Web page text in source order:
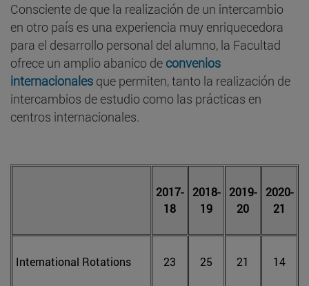
Consciente de que la realización de un intercambio
en otro país es una experiencia muy enriquecedora
para el desarrollo personal del alumno, la Facultad
ofrece un amplio abanico de convenios
internacionales que permiten, tanto la realización de
intercambios de estudio como las prácticas en
centros internacionales.
2017-
18
2018-
19
2019-
20
2020-
21
International Rotations 23 25 21 14